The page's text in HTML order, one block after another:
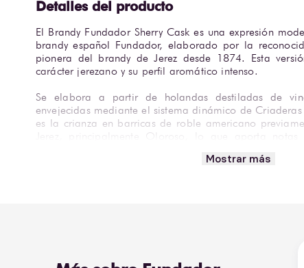
El Brandy Fundador Sherry Cask es una expresión
brandy español Fundador, elaborado por la
pionera del brandy de Jerez desde 1874. Esta
carácter jerezano y su perfil aromático intenso.
Se elabora a partir de holandas destiladas de
envejecidas mediante el sistema dinámico de
es la crianza en barricas de roble americano
Jerez, principalmente Oloroso, lo que aporta notas
contenidos adicionales pueden cambiar. •Encuentra
Mostrar más